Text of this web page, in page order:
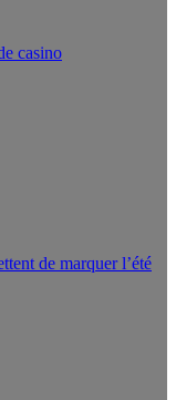
casino
de marquer l’été